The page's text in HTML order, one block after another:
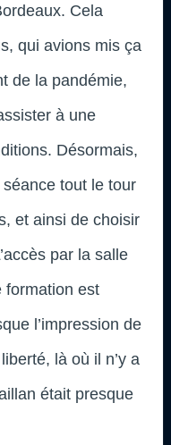
Cela
qui avions mis ça
de la pandémie,
à une
Désormais,
séance tout le tour
et ainsi de choisir
par la salle
formation est
l’impression de
là où il n’y a
était presque